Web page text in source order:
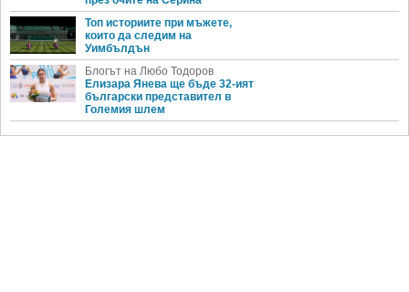
Топ историите при мъжете,
които да следим на
Уимбълдън
Блогът на Любо Тодоров
Елизара Янева ще бъде 32-ият
български представител в
Големия шлем